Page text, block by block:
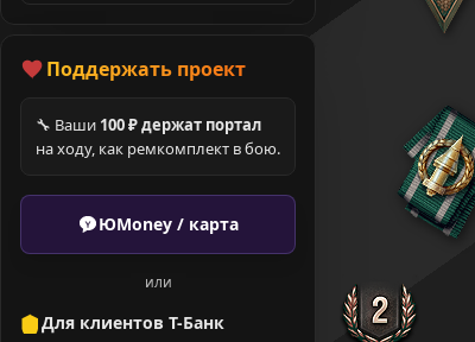
Поддержать проект
🔧 Ваши 100 ₽ держат портал
на ходу, как ремкомплект в бою.
ЮMoney / карта
или
Для клиентов Т-Банк